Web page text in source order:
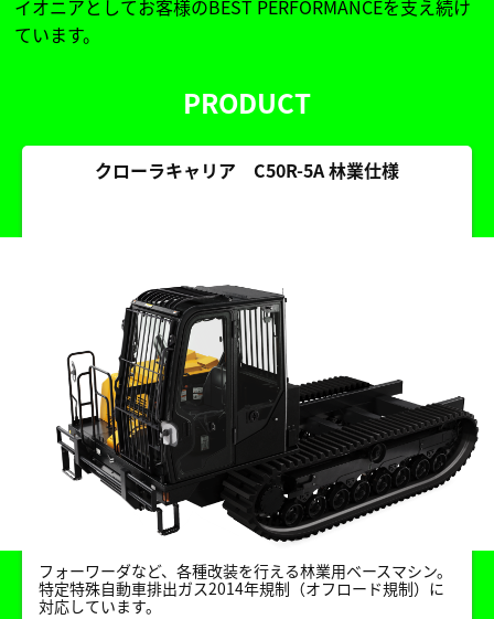
イオニアとしてお客様のBEST PERFORMANCEを支え続け
ています。
PRODUCT
クローラキャリア C50R-5A 林業仕様
フォーワーダなど、各種改装を行える林業用ベースマシン。
特定特殊自動車排出ガス2014年規制（オフロード規制）に
対応しています。